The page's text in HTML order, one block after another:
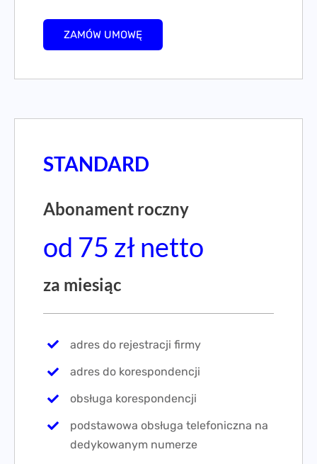
ZAMÓW UMOWĘ
STANDARD
Abonament roczny
od 75 zł netto
za miesiąc
adres do rejestracji firmy
adres do korespondencji
obsługa korespondencji
podstawowa obsługa telefoniczna na
dedykowanym numerze